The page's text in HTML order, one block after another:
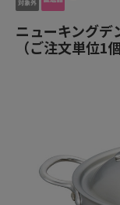
ニューキング
（ご注文単位1